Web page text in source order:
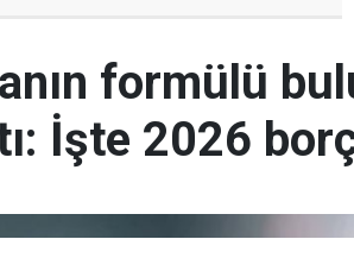
formülü
İşte 2026